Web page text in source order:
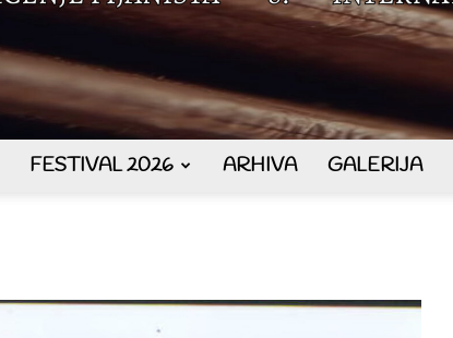
FESTIVAL 2026 ARHIVA GALERIJA